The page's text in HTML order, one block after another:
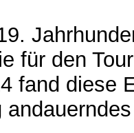
für den
fand diese